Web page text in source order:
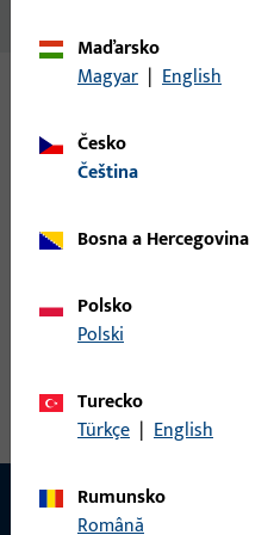
Varianty
Pro tento produkt jsou k
9-40382-33-0-
16 mm, celková délka 3 300 mm
Maďarsko
Magyar | English
Česko
čeština
Bosna a Hercegovina
Polsko
Polski
Turecko
Türkçe | English
Rumunsko
Română